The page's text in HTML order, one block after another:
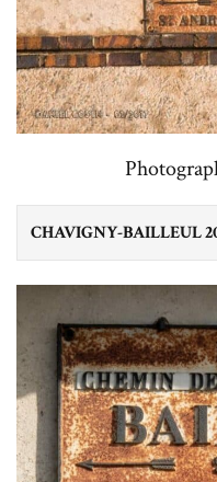
CHAVIGNY-BAILLEUL